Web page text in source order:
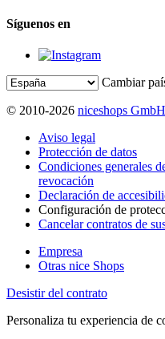
Síguenos en
Cambiar
© 2010-2026 niceshops GmbH
Aviso legal
Protección de datos
Condiciones generales
revocación
Declaración de
Configuración de
Cancelar contratos de
Empresa
Otras nice Shops
Desistir del contrato
Personaliza tu experiencia de